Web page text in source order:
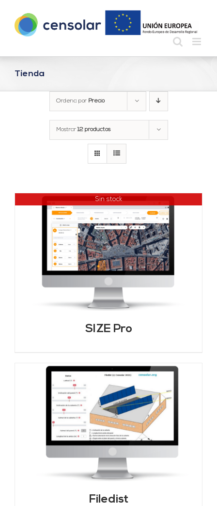
contenido
Tienda
Ordena por Precio
Mostrar12 productos
Sin stock
SIZE Pro
Filedist